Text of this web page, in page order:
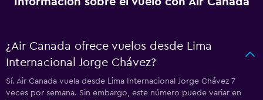
¿Air Canada ofrece vuelos desde Lima
Internacional Jorge Chávez?
Sí. Air Canada vuela desde Lima Internacional Jorge Chávez 7
veces por semana. Sin embargo, este número puede variar en